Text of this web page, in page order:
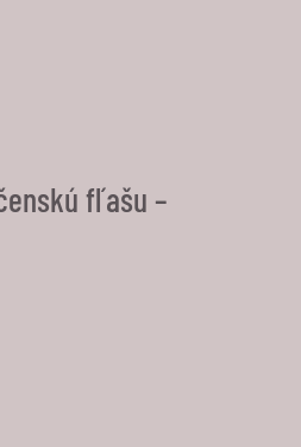
fľašu –